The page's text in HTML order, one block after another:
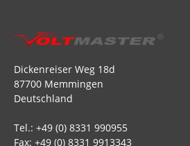
Dickenreiser Weg 18d
87700 Memmingen
Deutschland
Tel.: +49 (0) 8331 990955
Fax: +49 (0) 8331 9913343